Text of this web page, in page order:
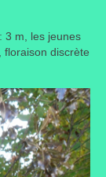
: 3 m, les jeunes
floraison discrète